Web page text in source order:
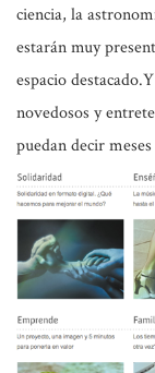
ciencia, la
estarán muy
espacio
novedosos y
puedan decir